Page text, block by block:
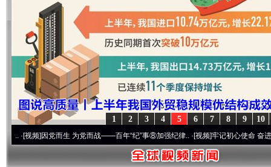
10
9
8
7
6
5
4
3
2
1
因党而生 为党而战——百年“纪”事⑧加强纪律..·[视频]牢记初心使命 奋进复兴征程丨
“后车司机肯定在骂我” 全民健